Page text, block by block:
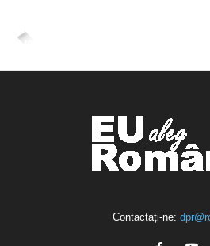
4,400
Contactați-ne: